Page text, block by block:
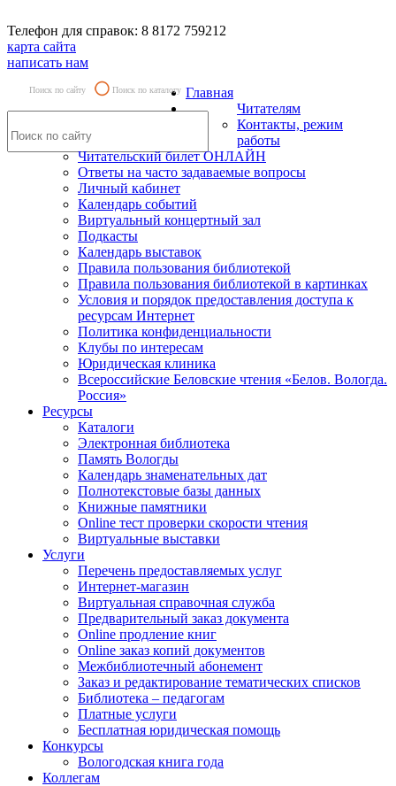
Телефон для справок: 8 8172 759212
карта сайта
написать нам
Поиск по сайту Поиск по каталогу Главная
Читателям
Контакты, режим
работы
Читательский билет ОНЛАЙН
Ответы на часто задаваемые вопросы
Личный кабинет
Календарь событий
Виртуальный концертный зал
Подкасты
Календарь выставок
Правила пользования библиотекой
Правила пользования библиотекой в картинках
Условия и порядок предоставления доступа к
ресурсам Интернет
Политика конфиденциальности
Клубы по интересам
Юридическая клиника
Всероссийские Беловские чтения «Белов. Вологда.
Россия»
Ресурсы
Каталоги
Электронная библиотека
Память Вологды
Календарь знаменательных дат
Полнотекстовые базы данных
Книжные памятники
Online тест проверки скорости чтения
Виртуальные выставки
Услуги
Перечень предоставляемых услуг
Интернет-магазин
Виртуальная справочная служба
Предварительный заказ документа
Online продление книг
Online заказ копий документов
Межбиблиотечный абонемент
Заказ и редактирование тематических списков
Библиотека – педагогам
Платные услуги
Бесплатная юридическая помощь
Конкурсы
Вологодская книга года
Коллегам